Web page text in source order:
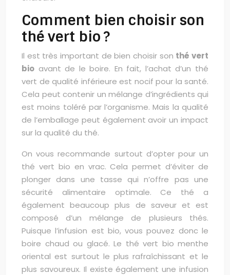
Comment bien choisir son
thé vert bio ?
Il est très important de bien choisir son thé vert
bio avant de le boire. En fait, l’achat d’un thé
vert de qualité inférieure est nocif pour la santé.
Cela peut contenir un mélange d’ingrédients qui
est moins toléré par l’organisme. Mais la qualité
de l’emballage peut également avoir un impact
sur la qualité du thé.
On vous recommande surtout d’opter pour un
thé vert bio en vrac. Cela permet d’éviter de
plonger dans une tasse qui n’offre pas une
sécurité alimentaire optimale. Ce thé a
également beaucoup plus de saveur et est
composé d’un mélange de plusieurs thés.
Puisque l’infusion est bio, vous pouvez donc le
boire chaud ou glacé. Le thé vert bio menthe
oriental est surtout le plus rafraîchissant et le
plus savoureux. Il existe également une infusion